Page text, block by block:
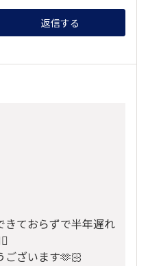
返信する
きておらずで半年遅れ
ざいます🫶🏻